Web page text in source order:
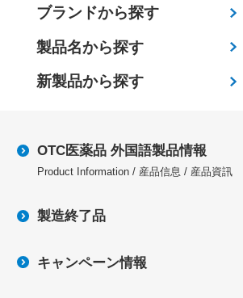
ブランドから探す
製品名から探す
新製品から探す
OTC医薬品 外国語製品情報
Product Information / 産品信息 / 産品資訊
製造終了品
キャンペーン情報